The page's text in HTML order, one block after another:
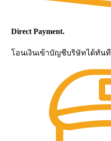
Direct Payment.
โอนเงินเข้าบัญชีบริษัทได้ทันที